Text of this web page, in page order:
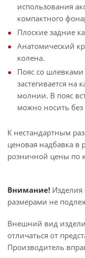
использования
компактного
Плоские задние
Анатомический
колена.
Пояс со
застегивается на
молнии. В пояс
можно носить
К нестандартным
ценовая надбавка в
розничной цены по
Внимание! Изделия
размерами не
Внешний вид
отличаться от
Производитель